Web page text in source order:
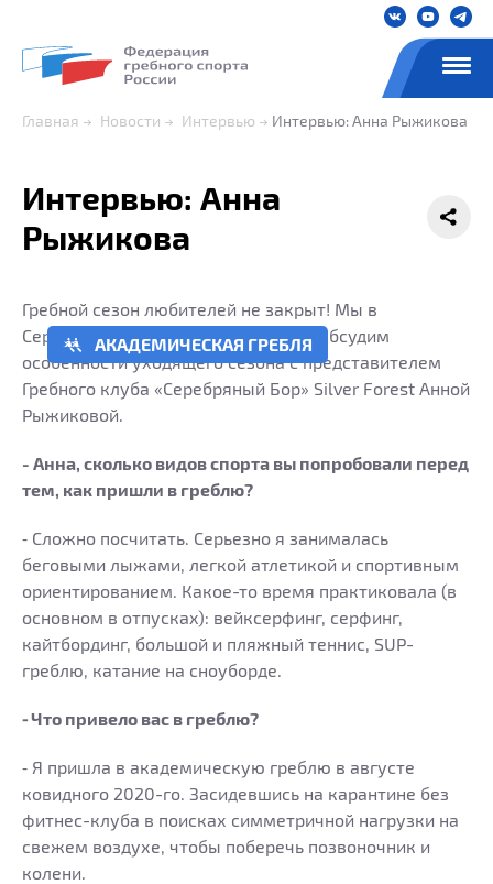
Главная Новости Интервью Интервью: Анна Рыжикова
Интервью: Анна
Рыжикова
АКАДЕМИЧЕСКАЯ ГРЕБЛЯ
Гребной сезон любителей не закрыт! Мы в
Серебряном Бору гребем до зимы!
Обсудим
особенности уходящего сезона с представителем
Гребного клуба «Серебряный Бор» Silver Forest Анной
Рыжиковой.
- Анна, сколько видов спорта вы попробовали перед
тем, как пришли в греблю?
⁃ Сложно посчитать. Серьезно я занималась
беговыми лыжами, легкой атлетикой и спортивным
ориентированием. Какое-то время практиковала (в
основном в отпусках): вейксерфинг, серфинг,
кайтбординг, большой и пляжный теннис, SUP-
греблю, катание на сноуборде.
⁃ Что привело вас в греблю?
⁃ Я пришла в академическую греблю в августе
ковидного 2020-го. Засидевшись на карантине без
фитнес-клуба в поисках симметричной нагрузки на
свежем воздухе, чтобы поберечь позвоночник и
колени.